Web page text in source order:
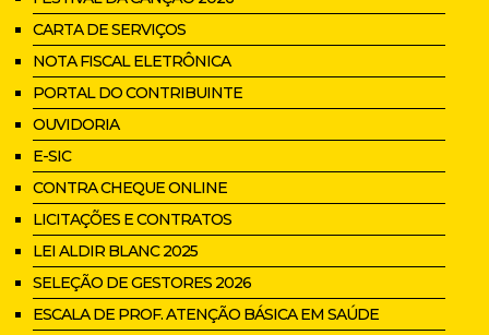
CARTA DE SERVIÇOS
NOTA FISCAL ELETRÔNICA
PORTAL DO CONTRIBUINTE
OUVIDORIA
E-SIC
CONTRA CHEQUE ONLINE
LICITAÇÕES E CONTRATOS
LEI ALDIR BLANC 2025
SELEÇÃO DE GESTORES 2026
ESCALA DE PROF. ATENÇÃO BÁSICA EM SAÚDE